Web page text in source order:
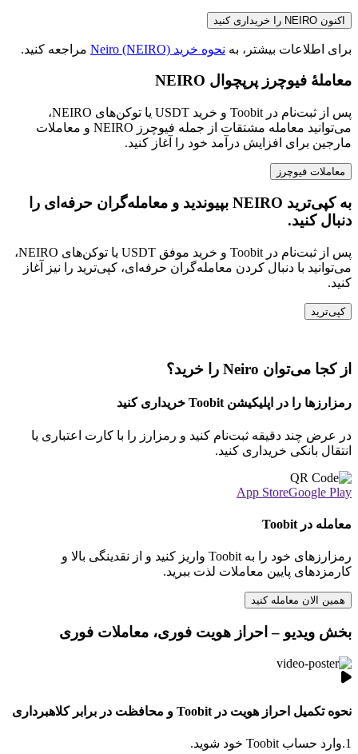
اکنون NEIRO را خریداری کنید
برای اطلاعات بیشتر، به نحوه خرید Neiro (NEIRO) مراجعه کنید.
معاملهٔ فیوچرز پرپچوال NEIRO
پس از ثبت‌نام در Toobit و خرید USDT یا توکن‌های NEIRO،
می‌توانید معامله مشتقات از جمله فیوچرز NEIRO و معاملات
مارجین برای افزایش درآمد خود را آغاز کنید.
معاملات فیوچرز
به کپی‌ترید NEIRO بپیوندید و معامله‌گران حرفه‌ای را
دنبال کنید.
پس از ثبت‌نام در Toobit و خرید موفق USDT یا توکن‌های NEIRO،
می‌توانید با دنبال کردن معامله‌گران حرفه‌ای، کپی‌ترید را نیز آغاز
کنید.
کپی‌ترید
از کجا می‌توان Neiro را خرید؟
رمزارزها را در اپلیکیشن Toobit خریداری کنید
در عرض چند دقیقه ثبت‌نام کنید و رمزارز را با کارت اعتباری یا
انتقال بانکی خریداری کنید.
App StoreGoogle Play
معامله در Toobit
رمزارزهای خود را به Toobit واریز کنید و از نقدینگی بالا و
کارمزدهای پایین معاملات لذت ببرید.
همین الان معامله کنید
بخش ویدیو – احراز هویت فوری، معاملات فوری
نحوه تکمیل احراز هویت در Toobit و محافظت در برابر کلاهبرداری
1. وارد حساب Toobit خود شوید.